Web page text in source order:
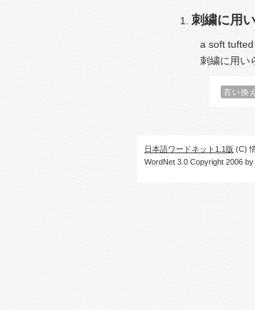
刺繍に用
a soft
刺繍に用い
言い換え
日本語ワードネット1.1版 (C)
WordNet 3.0 Copyright 2006